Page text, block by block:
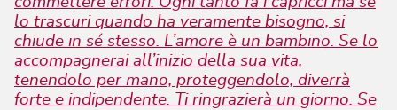
lo trascuri quando ha veramente bisogno, si
chiude in sé stesso. L’amore è un bambino. Se lo
accompagnerai all’inizio della sua vita,
tenendolo per mano, proteggendolo, diverrà
forte e indipendente. Ti ringrazierà un giorno. Se